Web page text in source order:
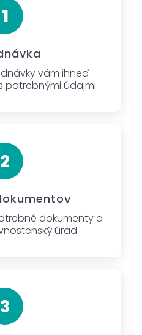
vám ihneď
potrebnými údajmi
dokumenty a
úrad